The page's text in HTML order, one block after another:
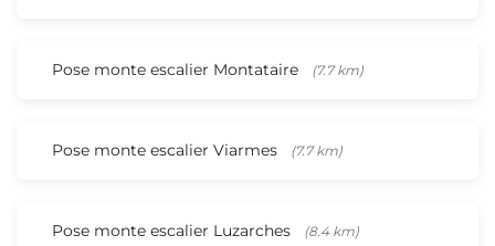
Pose monte escalier Montataire (7.7 km)
Pose monte escalier Viarmes (7.7 km)
Pose monte escalier Luzarches (8.4 km)